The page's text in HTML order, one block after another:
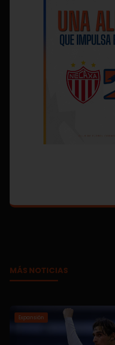
MÁS NOTICIAS
Expansión